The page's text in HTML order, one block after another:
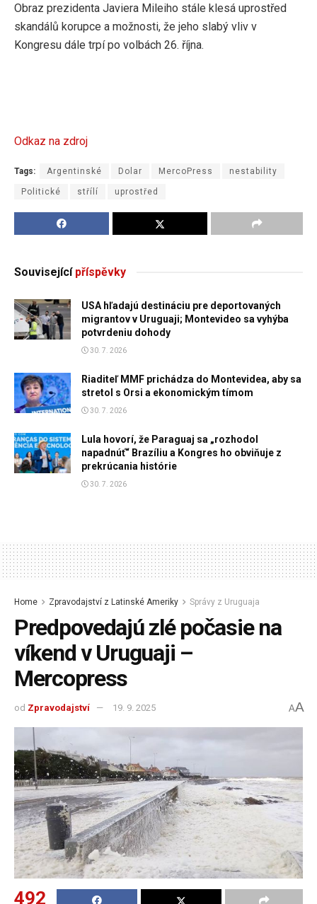
Obraz prezidenta Javiera Mileiho stále klesá uprostřed
skandálů korupce a možnosti, že jeho slabý vliv v
Kongresu dále trpí po volbách 26. října.
Odkaz na zdroj
Tags: Argentinské Dolar MercoPress nestability
Politické střílí uprostřed
Souvisejícípříspěvky
USA hľadajú destináciu pre deportovaných
migrantov v Uruguaji; Montevideo sa vyhýba
potvrdeniu dohody
30. 7. 2026
Riaditeľ MMF prichádza do Montevidea, aby sa
stretol s Orsi a ekonomickým tímom
30. 7. 2026
Lula hovorí, že Paraguaj sa „rozhodol
napadnúť“ Brazíliu a Kongres ho obviňuje z
prekrúcania histórie
30. 7. 2026
Home Zpravodajství z Latinské Ameriky Správy z Uruguaja
Predpovedajú zlé počasie na
víkend v Uruguaji –
Mercopress
od Zpravodajství 19. 9. 2025 AA
492